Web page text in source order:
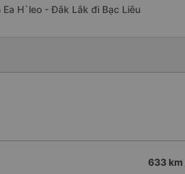
H`leo - Đắk Lắk đi Bạc Liêu
633 km